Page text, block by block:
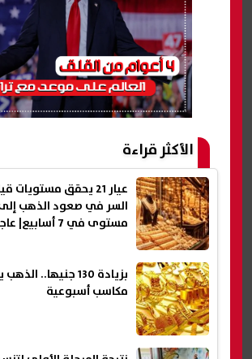
الأكثر قراءة
عيار 21 يحقق
السر في صعود الذهب
مستوى في 7 أسابيع| عاجل
بزيادة 130 جنيها..
مكاسب أسبوعية